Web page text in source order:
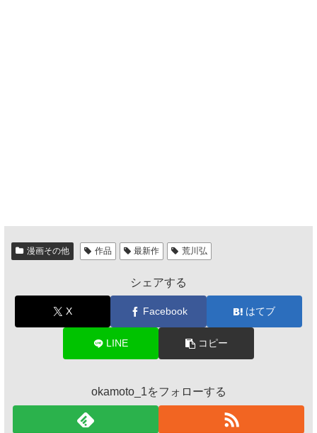
漫画その他 作品 最新作 荒川弘
シェアする
X Facebook はてブ
LINE コピー
okamoto_1をフォローする